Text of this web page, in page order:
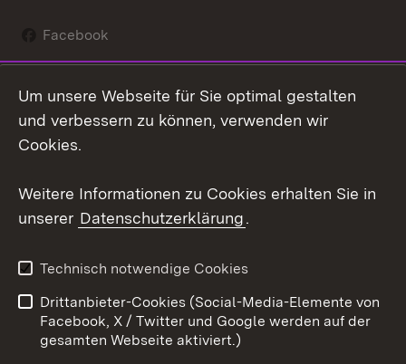
Facebook
Social Wall
Youtube
Kontakt
Datenschutz
Barrierefreiheit
Impressum Cookies
Um unsere Webseite für Sie optimal gestalten
und verbessern zu können, verwenden wir
Cookies.
Weitere Informationen zu Cookies erhalten Sie in
unserer Datenschutzerklärung.
Technisch notwendige Cookies
Drittanbieter-Cookies (Social-Media-Elemente von
Facebook, X / Twitter und Google werden auf der
gesamten Webseite aktiviert.)